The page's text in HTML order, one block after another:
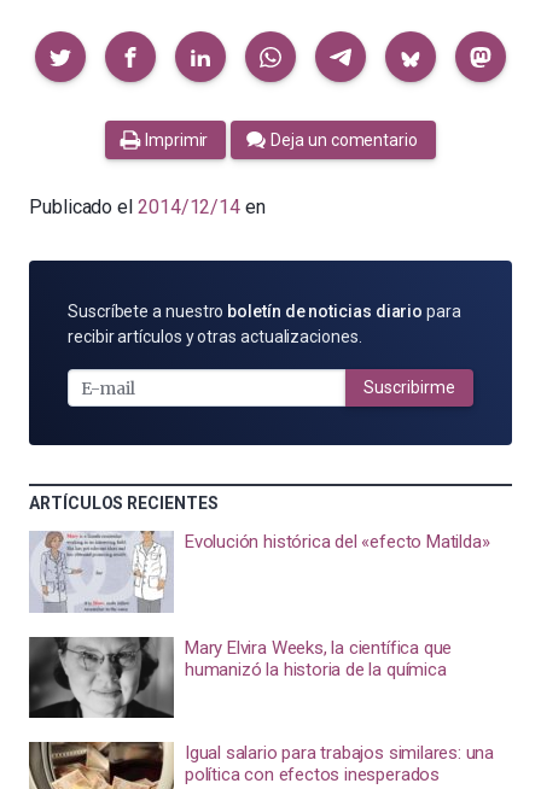
Compartir
Imprimir Deja un comentario
Publicado el 2014/12/14 en
SUSCRÍBETE
POR
MAIL
Suscríbete a nuestro boletín de noticias diario para
recibir artículos y otras actualizaciones.
Suscribirme
ARTÍCULOS RECIENTES
Evolución histórica del «efecto Matilda»
Mary Elvira Weeks, la científica que
humanizó la historia de la química
Igual salario para trabajos similares: una
política con efectos inesperados